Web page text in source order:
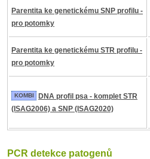
Parentita ke genetickému SNP profilu -
pro potomky
Parentita ke genetickému STR profilu -
pro potomky
KOMBI
DNA profil psa - komplet STR
(ISAG2006) a SNP (ISAG2020)
PCR detekce patogenů